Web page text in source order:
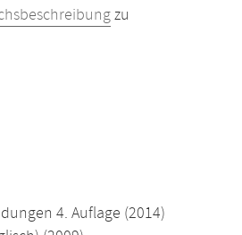
zu
4. Auflage (2014)